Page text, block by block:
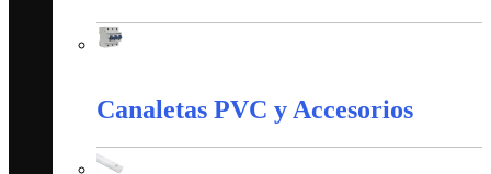
Canaletas PVC y Accesorios